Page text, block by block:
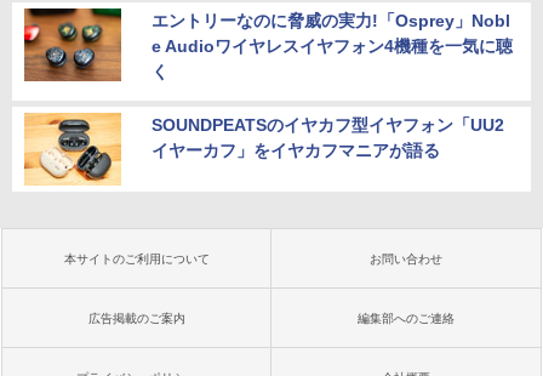
エントリーなのに脅威の実力!「Osprey」Nobl
e Audioワイヤレスイヤフォン4機種を一気に聴
く
SOUNDPEATSのイヤカフ型イヤフォン「UU2
イヤーカフ」をイヤカフマニアが語る
本サイトのご利用について お問い合わせ
広告掲載のご案内 編集部へのご連絡